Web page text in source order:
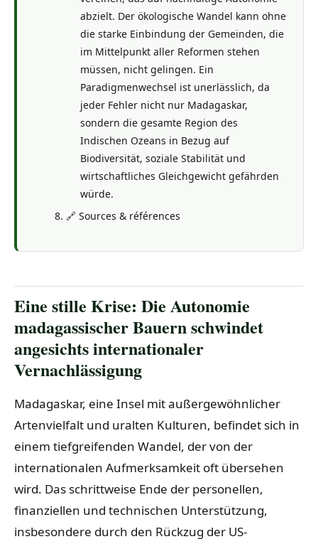
abzielt. Der ökologische Wandel kann ohne
die starke Einbindung der Gemeinden, die
im Mittelpunkt aller Reformen stehen
müssen, nicht gelingen. Ein
Paradigmenwechsel ist unerlässlich, da
jeder Fehler nicht nur Madagaskar,
sondern die gesamte Region des
Indischen Ozeans in Bezug auf
Biodiversität, soziale Stabilität und
wirtschaftliches Gleichgewicht gefährden
würde.
🔗 Sources & références
Eine stille Krise: Die Autonomie
madagassischer Bauern schwindet
angesichts internationaler
Vernachlässigung
Madagaskar, eine Insel mit außergewöhnlicher
Artenvielfalt und uralten Kulturen, befindet sich in
einem tiefgreifenden Wandel, der von der
internationalen Aufmerksamkeit oft übersehen
wird. Das schrittweise Ende der personellen,
finanziellen und technischen Unterstützung,
insbesondere durch den Rückzug der US-